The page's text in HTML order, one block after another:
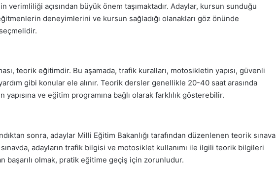
verimliliği açısından büyük önem taşımaktadır. Adaylar, kursun sunduğu
deneyimlerini ve kursun sağladığı olanakları göz önünde
teorik eğitimdir. Bu aşamada, trafik kuralları, motosikletin yapısı, güvenli
gibi konular ele alınır. Teorik dersler genellikle 20-40 saat arasında
ve eğitim programına bağlı olarak farklılık gösterebilir.
sonra, adaylar Milli Eğitim Bakanlığı tarafından düzenlenen teorik sınava
adayların trafik bilgisi ve motosiklet kullanımı ile ilgili teorik bilgileri
başarılı olmak, pratik eğitime geçiş için zorunludur.